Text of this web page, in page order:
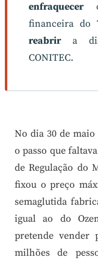
enfraquecero
financeira do
reabrira
CONITEC.
No dia 30 de
o passo que
de Regulação do
fixou o preço
semaglutida
igual ao do
pretende vender
milhões de